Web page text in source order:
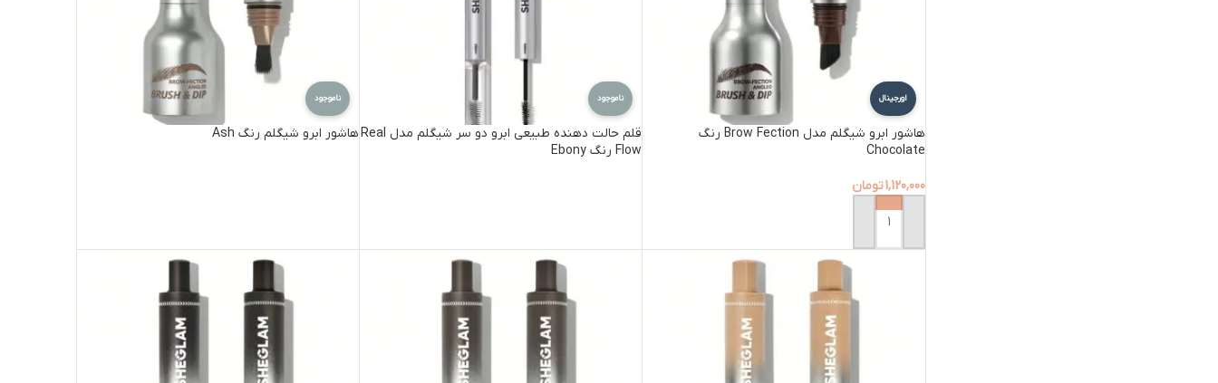
اورجینال
هاشور ابرو شیگلم مدل Brow Fection رنگ
Chocolate
1,120,000تومان
افزودن به سبد خرید
ناموجود
قلم حالت دهنده طبیعی ابرو دو سر شیگلم مدل Real
Flow رنگ Ebony
ناموجود
هاشور ابرو شیگلم رنگ Ash